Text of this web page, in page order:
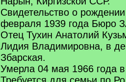
Свидетельство о
февраля 1939 года Бюро
Отец Тухин Анатолий
Лидия Владимировна, в
Збарская.
Умерла 04 мая 1966 года